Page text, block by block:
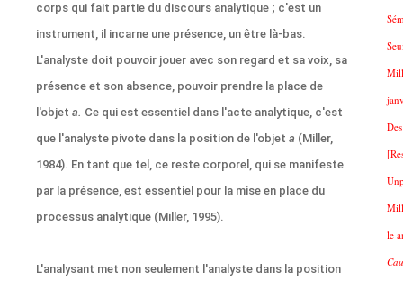
corps qui fait partie du discours analytique ; c'est un
instrument, il incarne une présence, un être là-bas.
L'analyste doit pouvoir jouer avec son regard et sa voix, sa
présence et son absence, pouvoir prendre la place de
l'objeta. Ce qui est essentiel dans l'acte analytique, c'est
que l'analyste pivote dans la position de l'objet a (Miller,
1984). En tant que tel, ce reste corporel, qui se manifeste
par la présence, est essentiel pour la mise en place du
processus analytique (Miller, 1995).
L'analysant met non seulement l'analyste dans la position
le